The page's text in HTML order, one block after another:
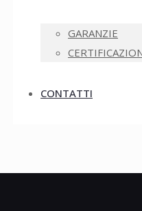
GARANZIE
CONTATTI